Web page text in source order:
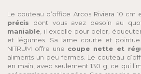
Le couteau d’office Arcos Riviera 10 cm
précis dont vous avez besoin au
maniable , il excelle pour peler,
et légumes. Sa lame courte et
NITRUM offre une coupe nette et
aliments un peu fermes. Le couteau
en main, avec seulement 130 g, ce qui